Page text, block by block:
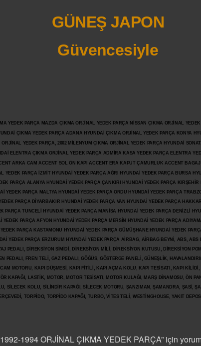
GÜNEŞ JAPON
Güvencesiyle
YEDEK PARÇA MAZDA ÇIKMA ORJİNAL YEDEK PARÇA NİSSAN ÇIKMA ORJİNAL
ÇIKMA YEDEK PARÇA ADANA HYUNDAİ ÇIKMA ORJİNAL YEDEK PARÇA KONYA
YEDEK PARÇA, 2002 MİLENYUM ÇIKMA ORJİNAL YEDEK PARÇA HYUNDAİ
ELENTRA ÇIKMA ORJİNAL YEDEK PARÇA ADMİRA KASA YEDEK PARÇA ELENTRA
ARKA CAM ACCENT SOL ÖN KAPI ACCENT ERA KAPUT ÇAMURLUK ACCENT
YEDEK PARÇA İZMİT HYUNDAİ YEDEK PARÇA AĞRI HYUNDAİ YEDEK PARÇA BURSA
PARÇA ALANYA HYUNDAİ YEDEK PARÇA ÇANKIRI HYUNDAİ YEDEK PARÇA
YEDEK PARÇA MALTYA HYUNDAİ YEDEK PARÇA ORDU HYUNDAİ YEDEK PARÇA
PARÇA DİYARBAKIR HYUNDAİ YEDEK PARÇA VAN HYUNDAİ YEDEK PARÇA
PARÇA TUNCELİ HYUNDAİ YEDEK PARÇA MANİSA HYUNDAİ YEDEK PARÇA DENİZLİ
PARÇA AFYON HYUNDAİ YEDEK PARÇA MERSİN HYUNDAİ YEDEK PARÇA
PARÇA KASTAMONU HYUNDAİ YEDEK PARÇA GÜMÜŞHANE HYUNDAİ YEDEK
YEDEK PARÇA ERZURUM HYUNDAİ YEDEK PARÇA AİRBAG, AİRBAG BEYNİ, ABS,
PEDALI, DİREKSİYON SİMİDİ, DİREKSİYON MİLİ, DİREKSİYON KUTUSU, DİREKSİYON
PEDALI, FREN TELİ, GAZ PEDALI, GÖĞÜS, GÖSTERGE PANELİ, GÜNEŞLİK,
MOTORU, KAPI DÜŞMESİ, KAPI FİTİLİ, KAPI AÇMA KOLU, KAPI TESİSATI, KAPI
KAPAĞI, LASTİK, MOTOR, MOTOR TESİSATI, MOTOR KULAĞI, MARŞ DİNAMOSU, ÖN
SİLECEK KOLU, SİLİNDİR KAPAĞI, SİLECEK MOTORU, ŞANZIMAN, ŞAMANDRA, ŞASİ,
TORPİDO, TORPİDO KAPAĞI, TURBO, VİTES TELİ, WESTİNGHOUSE, YAKIT
1994 ORJİNAL ÇIKMA YEDEK PARÇA” için